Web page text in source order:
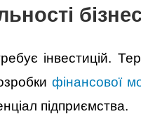
інвестицій.
фінансової
підприємства.